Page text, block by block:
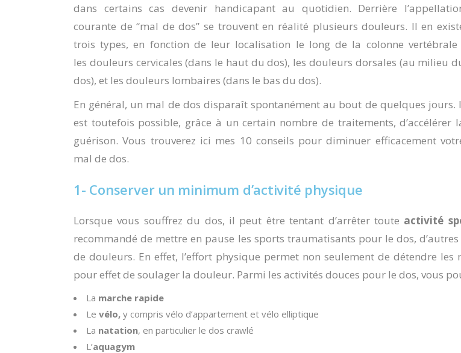
dans certains cas devenir handicapant au quotidien. Derrière
courante de “mal de dos” se trouvent en réalité plusieurs douleurs. Il en
trois types, en fonction de leur localisation le long de la colonne vertébrale
les douleurs cervicales (dans le haut du dos), les douleurs dorsales (au milieu
dos), et les douleurs lombaires (dans le bas du dos).
En général, un mal de dos disparaît spontanément au bout de quelques jours.
est toutefois possible, grâce à un certain nombre de traitements, d’accélérer
guérison. Vous trouverez ici mes 10 conseils pour diminuer efficacement
mal de dos.
1- Conserver un minimum d’activité physique
Lorsque vous souffrez du dos, il peut être tentant d’arrêter toute activité
recommandé de mettre en pause les sports traumatisants pour le dos,
de douleurs. En effet, l’effort physique permet non seulement de détendre
pour effet de soulager la douleur. Parmi les activités douces pour le dos, vous
La marche rapide
Le vélo, y compris vélo d’appartement et vélo elliptique
La natation, en particulier le dos crawlé
L’aquagym